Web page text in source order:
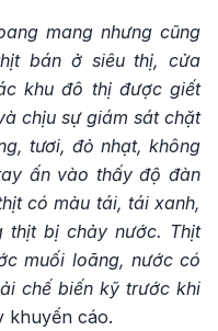
mang nhưng cũng
bán ở siêu thị, cửa
khu đô thị được giết
chịu sự giám sát chặt
tươi, đỏ nhạt, không
ấn vào thấy độ đàn
có màu tái, tái xanh,
thịt bị chảy nước. Thịt
muối loãng, nước có
chế biến kỹ trước khi
khuyến cáo.